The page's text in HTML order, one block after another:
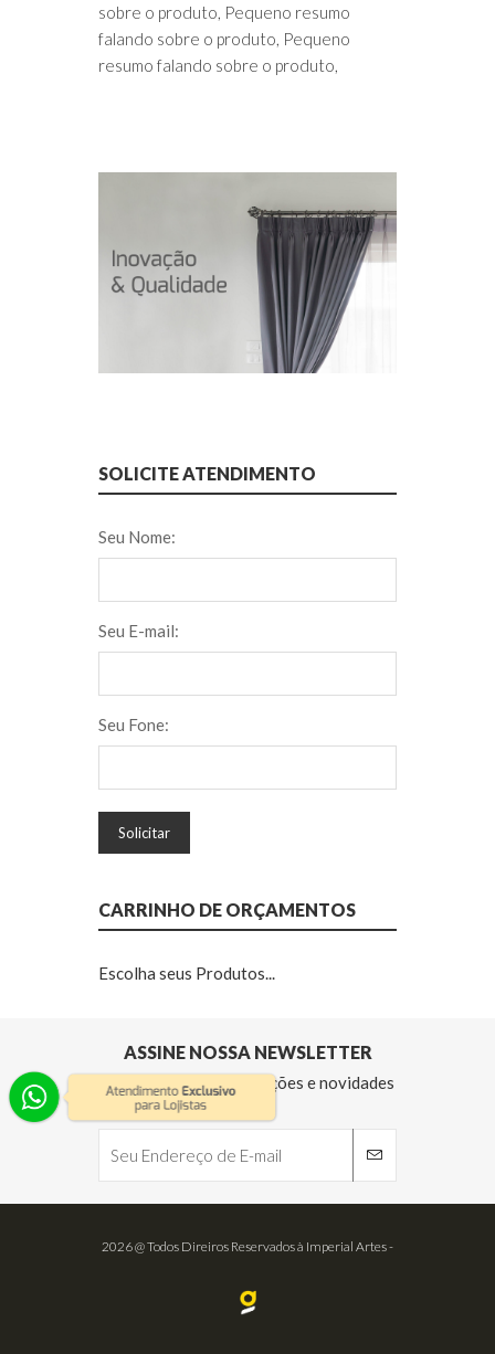
sobre o produto, Pequeno resumo
falando sobre o produto, Pequeno
resumo falando sobre o produto,
SOLICITE ATENDIMENTO
Seu Nome:
Seu E-mail:
Seu Fone:
Solicitar
CARRINHO DE ORÇAMENTOS
Escolha seus Produtos...
ASSINE NOSSA NEWSLETTER
Receba nossas informações e novidades
2026 @ Todos Direiros Reservados à Imperial Artes -